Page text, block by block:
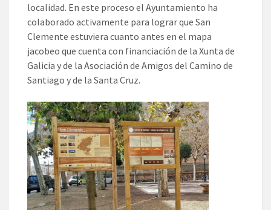
localidad. En este proceso el Ayuntamiento ha
colaborado activamente para lograr que San
Clemente estuviera cuanto antes en el mapa
jacobeo que cuenta con financiación de la Xunta de
Galicia y de la Asociación de Amigos del Camino de
Santiago y de la Santa Cruz.